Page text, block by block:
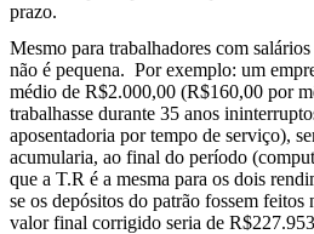
prazo.
Mesmo para trabalhadores com
não é pequena. Por exemplo: um
médio de R$2.000,00 (R$160,00 por
trabalhasse durante 35 anos
aposentadoria por tempo de serviço),
acumularia, ao final do período
que a T.R é a mesma para os dois
se os depósitos do patrão fossem feitos
valor final corrigido seria de